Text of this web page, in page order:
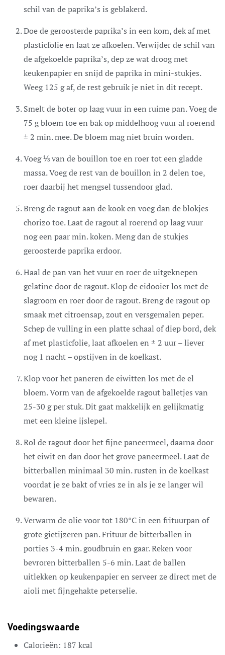
schil van de paprika’s is geblakerd.
Doe de geroosterde paprika’s in een kom, dek af met
plasticfolie en laat ze afkoelen. Verwijder de schil van
de afgekoelde paprika’s, dep ze wat droog met
keukenpapier en snijd de paprika in mini-stukjes.
Weeg 125 g af, de rest gebruik je niet in dit recept.
Smelt de boter op laag vuur in een ruime pan. Voeg de
75 g bloem toe en bak op middelhoog vuur al roerend
± 2 min. mee. De bloem mag niet bruin worden.
Voeg ⅓ van de bouillon toe en roer tot een gladde
massa. Voeg de rest van de bouillon in 2 delen toe,
roer daarbij het mengsel tussendoor glad.
Breng de ragout aan de kook en voeg dan de blokjes
chorizo toe. Laat de ragout al roerend op laag vuur
nog een paar min. koken. Meng dan de stukjes
geroosterde paprika erdoor.
Haal de pan van het vuur en roer de uitgeknepen
gelatine door de ragout. Klop de eidooier los met de
slagroom en roer door de ragout. Breng de ragout op
smaak met citroensap, zout en versgemalen peper.
Schep de vulling in een platte schaal of diep bord, dek
af met plasticfolie, laat afkoelen en ± 2 uur – liever
nog 1 nacht – opstijven in de koelkast.
Klop voor het paneren de eiwitten los met de el
bloem. Vorm van de afgekoelde ragout balletjes van
25-30 g per stuk. Dit gaat makkelijk en gelijkmatig
met een kleine ijslepel.
Rol de ragout door het fijne paneermeel, daarna door
het eiwit en dan door het grove paneermeel. Laat de
bitterballen minimaal 30 min. rusten in de koelkast
voordat je ze bakt of vries ze in als je ze langer wil
bewaren.
Verwarm de olie voor tot 180°C in een frituurpan of
grote gietijzeren pan. Frituur de bitterballen in
porties 3-4 min. goudbruin en gaar. Reken voor
bevroren bitterballen 5-6 min. Laat de ballen
uitlekken op keukenpapier en serveer ze direct met de
aioli met fijngehakte peterselie.
Voedingswaarde
Calorieën: 187 kcal